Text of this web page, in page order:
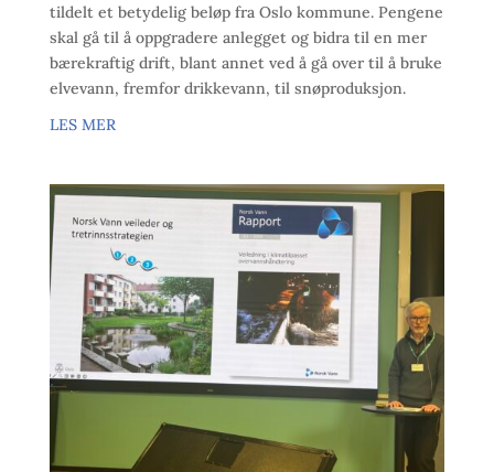
tildelt et betydelig beløp fra Oslo kommune. Pengene
skal gå til å oppgradere anlegget og bidra til en mer
bærekraftig drift, blant annet ved å gå over til å bruke
elvevann, fremfor drikkevann, til snøproduksjon.
LES MER